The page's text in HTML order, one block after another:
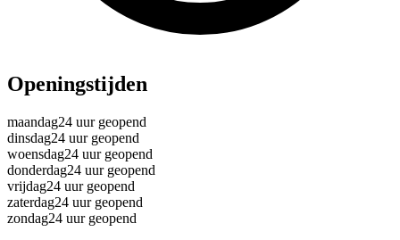
Openingstijden
maandag24 uur geopend
dinsdag24 uur geopend
woensdag24 uur geopend
donderdag24 uur geopend
vrijdag24 uur geopend
zaterdag24 uur geopend
zondag24 uur geopend